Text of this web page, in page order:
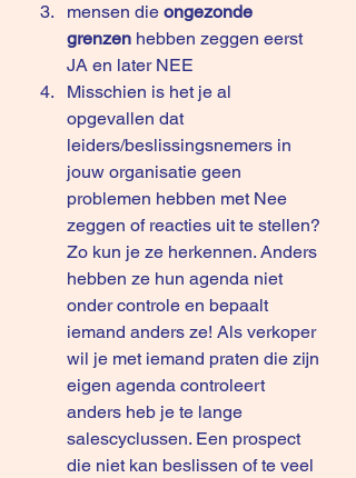
mensen die ongezonde
grenzen hebben zeggen eerst
JA en later NEE
Misschien is het je al
opgevallen dat
leiders/beslissingsnemers in
jouw organisatie geen
problemen hebben met Nee
zeggen of reacties uit te stellen?
Zo kun je ze herkennen. Anders
hebben ze hun agenda niet
onder controle en bepaalt
iemand anders ze! Als verkoper
wil je met iemand praten die zijn
eigen agenda controleert
anders heb je te lange
salescyclussen. Een prospect
die niet kan beslissen of te veel